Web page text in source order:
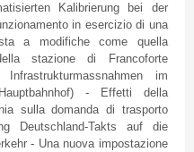
Kalibrierung bei
der
in esercizio di una
a modifichecome quella
stazione di
Francoforte
Infrastrukturmassnahmen
im
Hauptbahnhof) - Effetti
della
sulla domanda di trasporto
Deutschland-Takts aufdie
- Una nuova impostazione